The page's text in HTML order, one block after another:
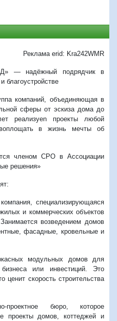
Реклама erid: Kra242WMR
— надёжный подрядчик в
благоустройстве
компаний, объединяющая в
сферы от эскиза дома до
реализуеn проекты любой
в жизнь мечты об
членом СРО в Ассоциации
решения»
специализирующаяся
и коммерческих объектов
возведением домов
фасадные, кровельные и
модульных домов для
бизнеса или инвестиций. Это
ценит скорость строительства
проектное бюро, которое
проекты домов, коттеджей и